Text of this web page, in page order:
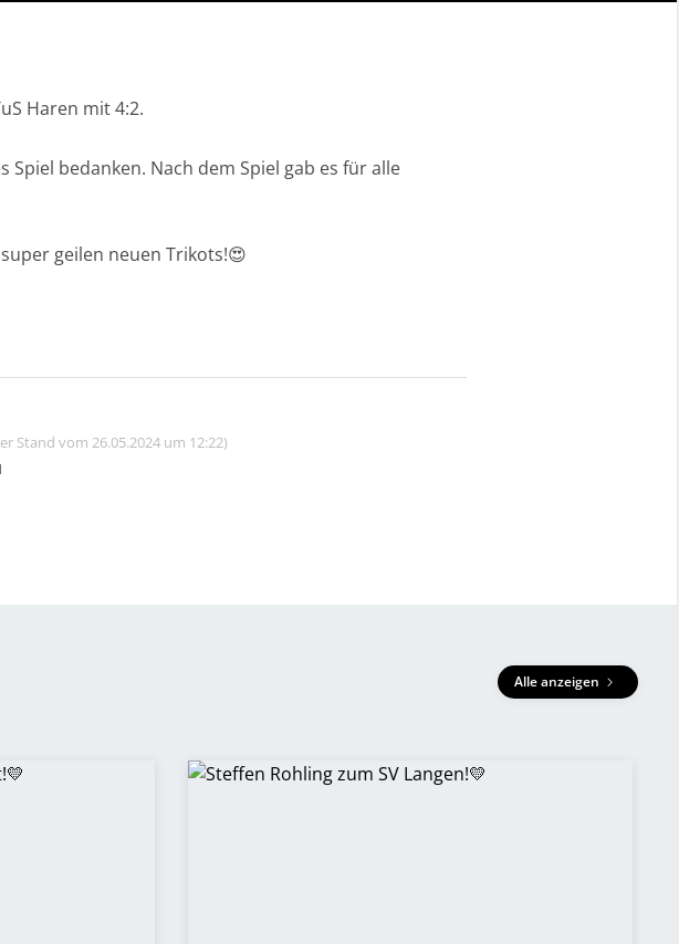
Haren mit 4:2.
bedanken. Nach dem Spiel gab es für alle
geilen neuen Trikots!😍
Stand vom 26.05.2024 um 12:22)
Alle anzeigen